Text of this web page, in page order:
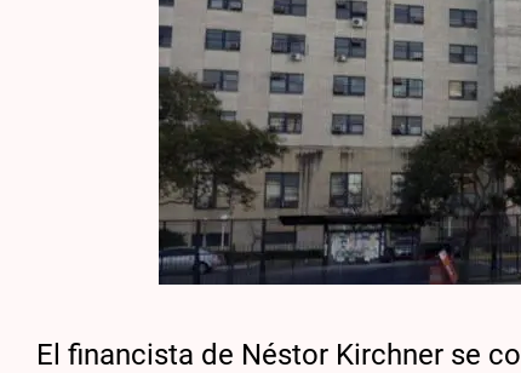
El financista de Néstor Kirchner se